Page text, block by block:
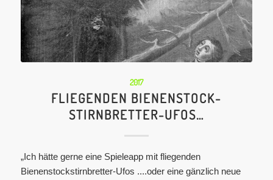
2017
FLIEGENDEN BIENENSTOCK-
STIRNBRETTER-UFOS…
„Ich hätte gerne eine Spieleapp mit fliegenden
Bienenstockstirnbretter-Ufos ....oder eine gänzlich neue